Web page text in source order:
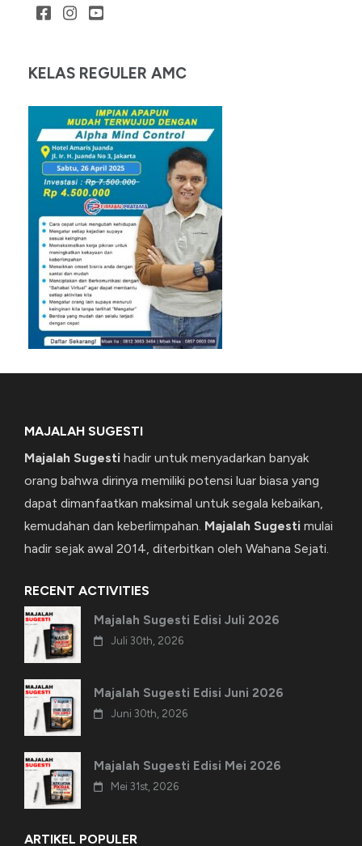
KELAS REGULER AMC
MAJALAH SUGESTI
Majalah Sugesti hadir untuk menyadarkan banyak
orang bahwa dirinya memiliki potensi luar biasa yang
dapat dimanfaatkan maksimal untuk segala kebaikan,
kemudahan dan keberlimpahan. Majalah Sugesti mulai
hadir sejak awal 2014, diterbitkan oleh Wahana Sejati.
RECENT ACTIVITIES
Majalah Sugesti Edisi Juli 2026
Juli 30th, 2026
Majalah Sugesti Edisi Juni 2026
Juni 30th, 2026
Majalah Sugesti Edisi Mei 2026
Mei 31st, 2026
ARTIKEL POPULER